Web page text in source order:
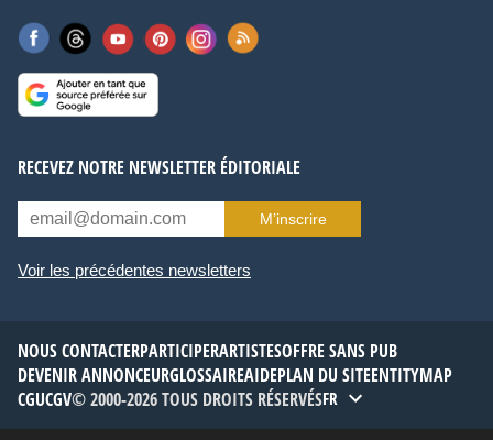
RECEVEZ NOTRE NEWSLETTER ÉDITORIALE
M’inscrire
Voir les précédentes newsletters
NOUS CONTACTERPARTICIPERARTISTESOFFRE SANS PUB
DEVENIR ANNONCEURGLOSSAIREAIDEPLAN DU SITEENTITYMAP
CGUCGV© 2000-2026 TOUS DROITS RÉSERVÉSFR